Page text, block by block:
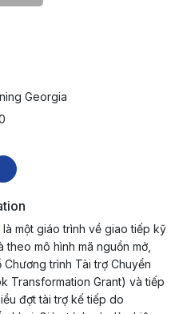
Georgia
một giáo trình về giao tiếp kỹ
mô hình mã nguồn mở,
trình Tài trợ Chuyển
Transformation Grant) và tiếp
đợt tài trợ kế tiếp do